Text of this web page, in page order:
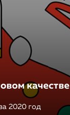
качестве
2020 год